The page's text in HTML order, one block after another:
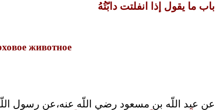
باب ما يقول إذا انفلتت دابّتُهُ
животное
عن عبد اللّه بن مسعود رضي اللّه عنه،عن رسول